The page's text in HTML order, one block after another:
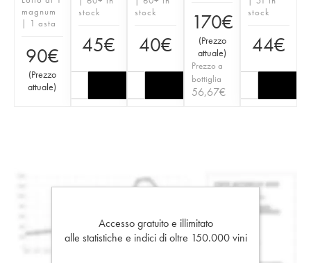
magnum
| 1 asta
90€
(Prezzo
attuale)
stock
45€
stock
40€
170€
(Prezzo
attuale)
Prezzo a
bottiglia
56,67€
stock
44€
Accesso gratuito e illimitato
alle statistiche e indici di oltre 150.000 vini